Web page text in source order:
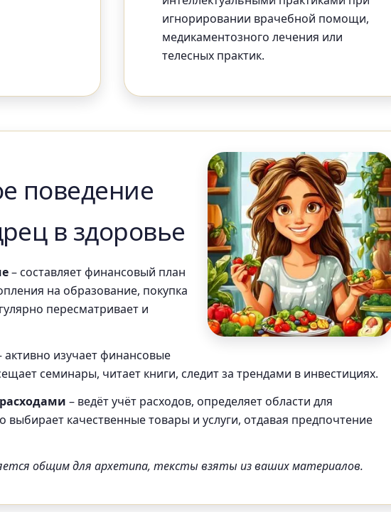
игнорировании врачебной помощи,
медикаментозного лечения или
телесных практик.
поведение
в здоровье
– составляет финансовый план
на образование, покупка
пересматривает и
активно изучает финансовые
семинары, читает книги, следит за трендами в инвестициях.
– ведёт учёт расходов, определяет области для
выбирает качественные товары и услуги, отдавая предпочтение
общим для архетипа, тексты взяты из ваших материалов.